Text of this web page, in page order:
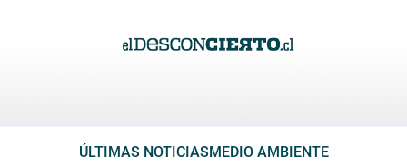
ÚLTIMAS NOTICIASMEDIO AMBIENTE